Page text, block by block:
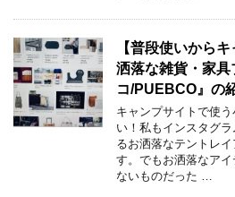
【普段使いから
洒落な雑貨・家
コ/PUEBCO』の
キャンプサイトで使
い！私もインスタグ
るお洒落なテントレ
す。でもお洒落なア
ないものだった …